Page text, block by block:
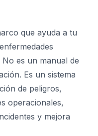
que ayuda a tu
es un manual de
Es un sistema
de peligros,
operacionales,
y mejora